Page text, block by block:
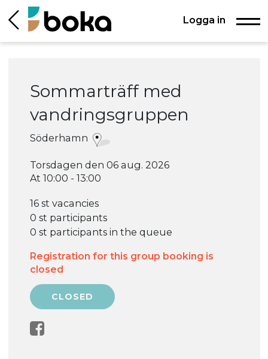
Logga in
Sommarträff med
vandringsgruppen
Söderhamn
Torsdagen den 06 aug. 2026
At 10:00 - 13:00
16 st vacancies
0 st participants
0 st participants in the queue
Registration for this group booking is
closed